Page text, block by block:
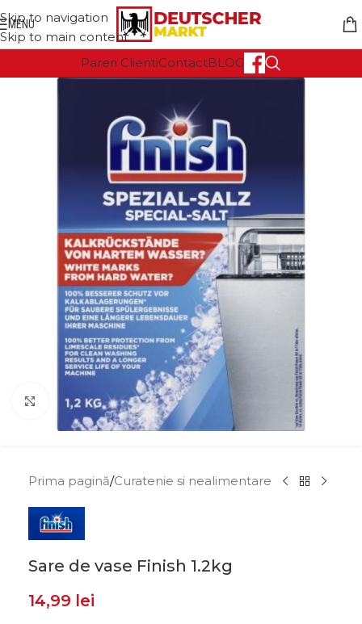
Skip to navigation
Skip to main content
MENU
Pareri ClientiContactBLOG
Click to enlarge
Prima pagină/Curatenie si nealimentare
Sare de vase Finish 1.2kg
14,99 lei